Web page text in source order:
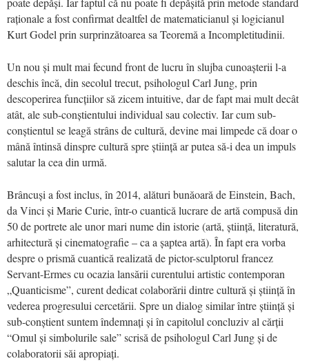
raționale a fost confirmat dealtfel de matematicianul și logicianul
Kurt Godel prin surprinzătoarea sa Teoremă a Incompletitudinii.
Un nou și mult mai fecund front de lucru în slujba cunoașterii l-a
deschis încă, din secolul trecut, psihologul Carl Jung, prin
descoperirea funcțiilor să zicem intuitive, dar de fapt mai mult decât
atât, ale sub-conștientului individual sau colectiv. Iar cum sub-
conștientul se leagă strâns de cultură, devine mai limpede că doar o
mână întinsă dinspre cultură spre știință ar putea să-i dea un impuls
salutar la cea din urmă.
Brâncuși a fost inclus, în 2014, alături bunăoară de Einstein, Bach,
da Vinci și Marie Curie, într-o cuantică lucrare de artă compusă din
50 de portrete ale unor mari nume din istorie (artă, știință, literatură,
arhitectură și cinematografie – ca a șaptea artă). În fapt era vorba
despre o prismă cuantică realizată de pictor-sculptorul francez
Servant-Ermes cu ocazia lansării curentului artistic contemporan
„Quanticisme”, curent dedicat colaborării dintre cultură și știință în
vederea progresului cercetării. Spre un dialog similar între știință și
sub-conștient suntem îndemnați și în capitolul concluziv al cărții
“Omul și simbolurile sale” scrisă de psihologul Carl Jung și de
colaboratorii săi apropiați.